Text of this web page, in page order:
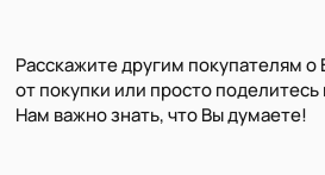
Расскажите другим покупателям
от покупки или просто
Нам важно знать, что Вы думаете!